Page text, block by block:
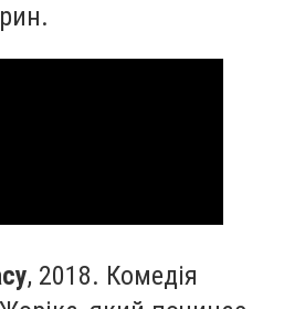
, 2018. Комедія